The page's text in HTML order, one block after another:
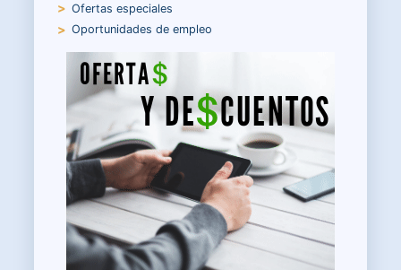
Ofertas especiales
Oportunidades de empleo